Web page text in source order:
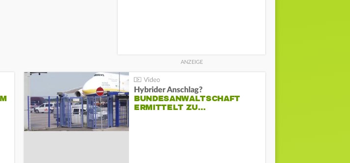
Hybrider Anschlag?
BUNDESANWALTSCHAFT
ERMITTELT ZU…